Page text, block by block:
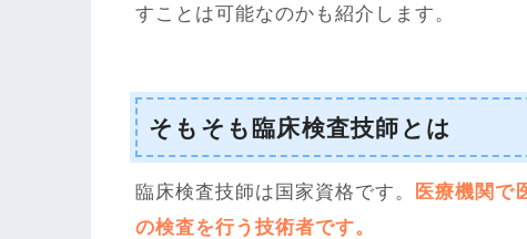
すことは可能なのかも紹介します。
そもそも臨床検査技師とは
臨床検査技師は国家資格です。 医療機関で
の検査を行う技術者です。